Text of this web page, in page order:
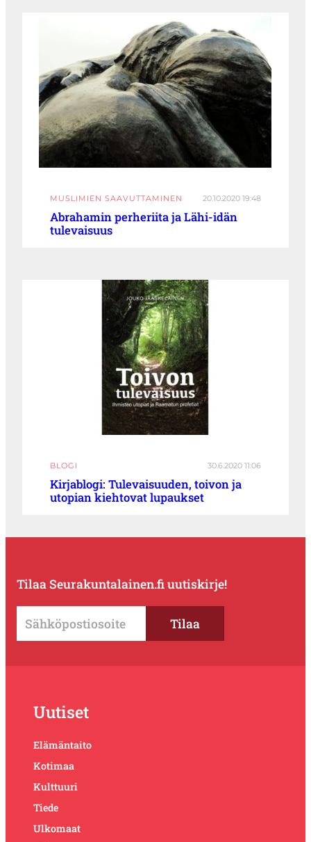
MUSLIMIEN SAAVUTTAMINEN 20.10.2020 19:48
Abrahamin perheriita ja Lähi-idän
tulevaisuus
BLOGI 30.6.2020 11:06
Kirjablogi: Tulevaisuuden, toivon ja
utopian kiehtovat lupaukset
Tilaa Seurakuntalainen.fi uutiskirje!
Uutiset
Elämäntaito
Kotimaa
Kulttuuri
Tiede
Ulkomaat